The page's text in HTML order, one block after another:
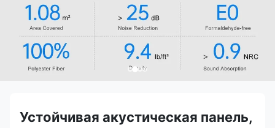
Устойчивая акустическая панель,